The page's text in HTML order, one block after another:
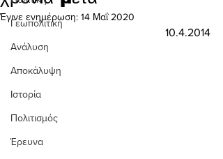
Γεωπολιτική
Ανάλυση
Αποκάλυψη
Ιστορία
Πολιτισμός
Έρευνα
Έγινε ενημέρωση: 14 Μαΐ 2020
10.4.2014